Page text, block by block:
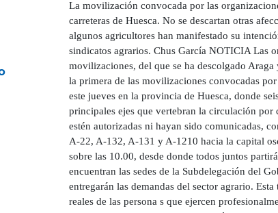
La movilización convocada por las
carreteras de Huesca. No se descartan otras
algunos agricultores han manifestado su
sindicatos agrarios. Chus García NOTICIA Las
movilizaciones, del que se ha descolgado
la primera de las movilizaciones convocadas
este jueves en la provincia de Huesca, donde
principales ejes que vertebran la circulación por
estén autorizadas ni hayan sido comunicadas,
A-22, A-132, A-131 y A-1210 hacia la capital
sobre las 10.00, desde donde todos juntos
encuentran las sedes de la Subdelegación del
entregarán las demandas del sector agrario.
reales de las persona s que ejercen